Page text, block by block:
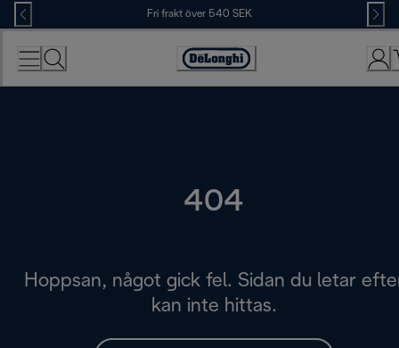
Skip
to
Content
Fri frakt över 540 SEK
Accessibility
Statement
404
Hoppsan, något gick fel. Sidan du letar
kan inte hittas.